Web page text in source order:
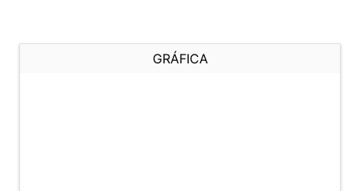
GRÁFICA